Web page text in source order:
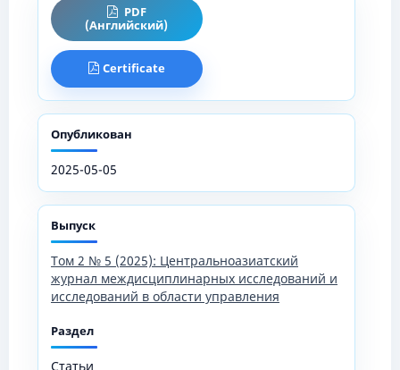
PDF
(Английский)
Certificate
Опубликован
2025-05-05
Выпуск
Том 2 № 5 (2025): Центральноазиатский
журнал междисциплинарных исследований и
исследований в области управления
Раздел
Статьи